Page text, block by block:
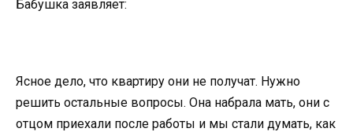
Бабушка заявляет:
Ясное дело, что квартиру они не получат. Нужно
решить остальные вопросы. Она набрала мать, они с
отцом приехали после работы и мы стали думать, как